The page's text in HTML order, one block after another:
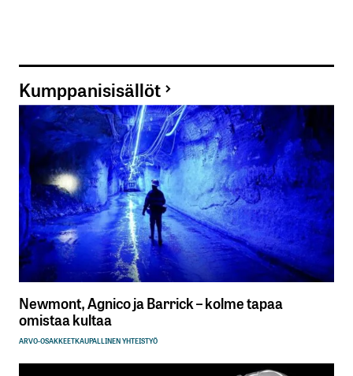
Kumppanisisällöt
Newmont, Agnico ja Barrick – kolme tapaa
omistaa kultaa
ARVO-OSAKKEETKAUPALLINEN YHTEISTYÖ